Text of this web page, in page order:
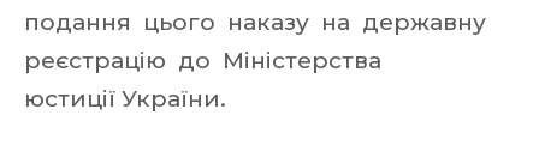
подання цього наказу на державну
реєстрацію до Міністерства
юстиції України.